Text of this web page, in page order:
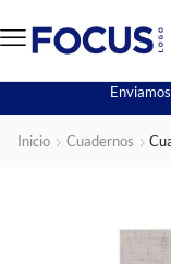
Inicio Cuadernos